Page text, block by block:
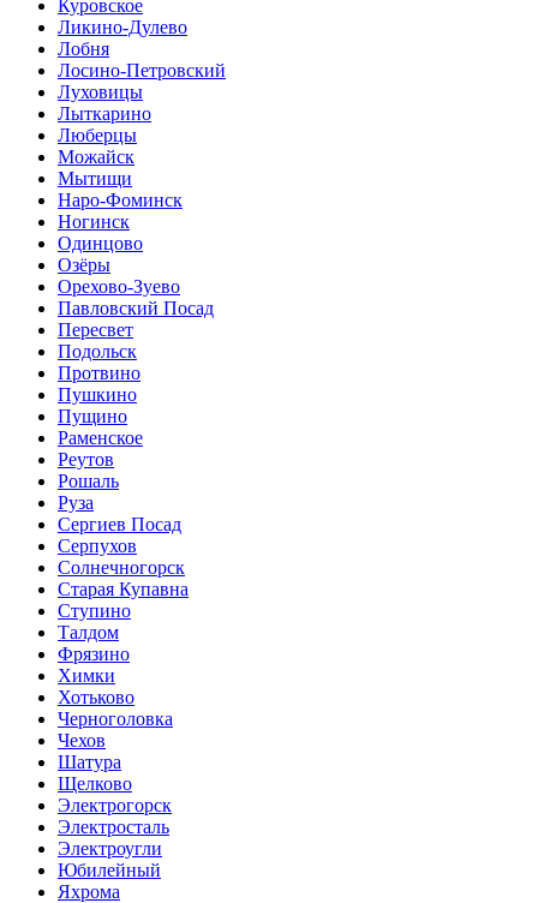
Куровское
Ликино-Дулево
Лобня
Лосино-Петровский
Луховицы
Лыткарино
Люберцы
Можайск
Мытищи
Наро-Фоминск
Ногинск
Одинцово
Озёры
Орехово-Зуево
Павловский Посад
Пересвет
Подольск
Протвино
Пушкино
Пущино
Раменское
Реутов
Рошаль
Руза
Сергиев Посад
Серпухов
Солнечногорск
Старая Купавна
Ступино
Талдом
Фрязино
Химки
Хотьково
Черноголовка
Чехов
Шатура
Щелково
Электрогорск
Электросталь
Электроугли
Юбилейный
Яхрома